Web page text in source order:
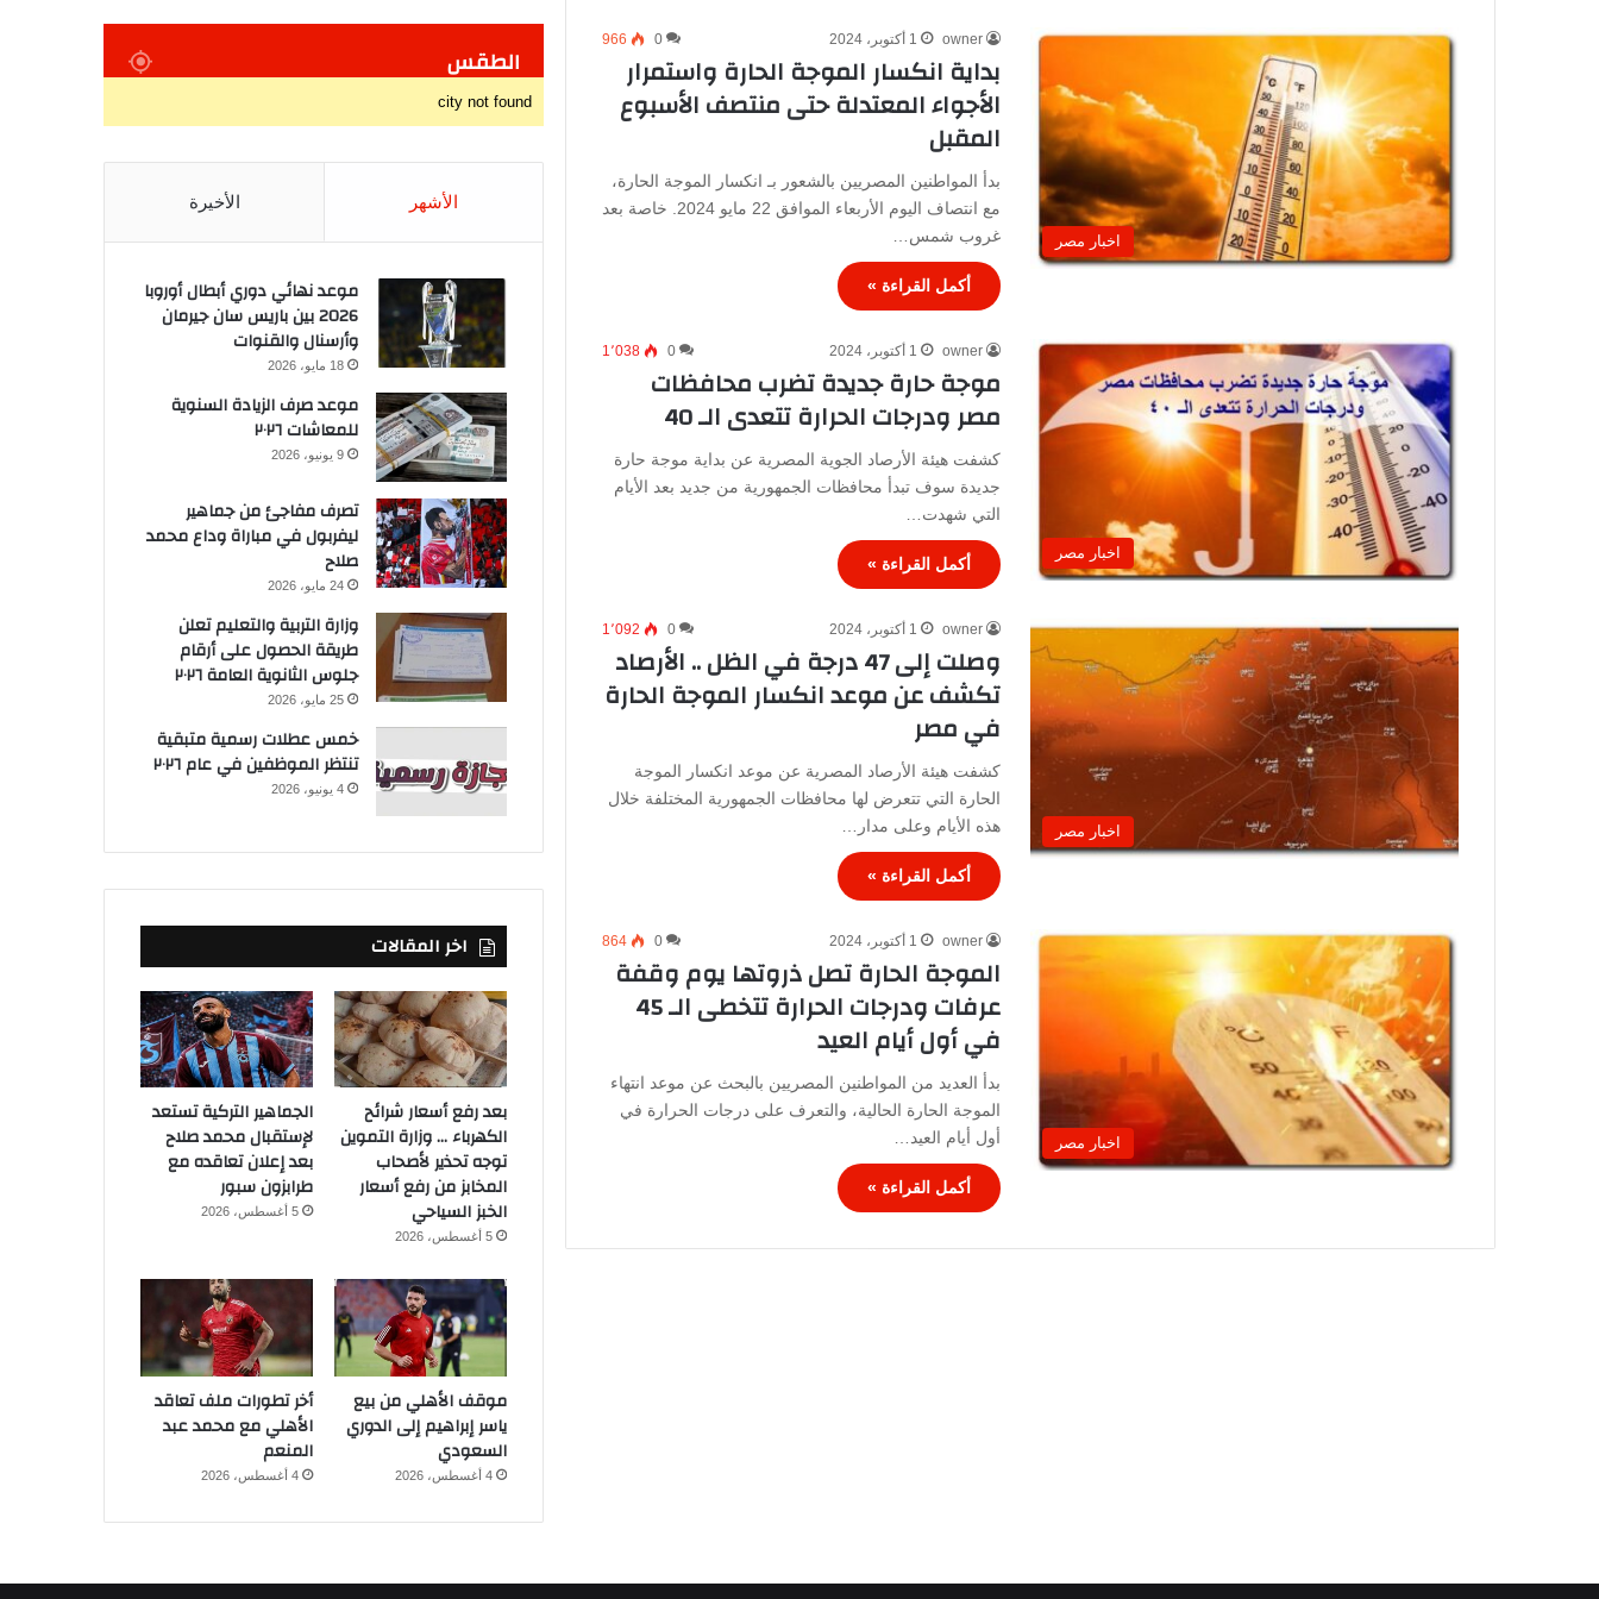
اخبار مصر
owner 1 أكتوبر، 2024 0
966
بداية انكسار الموجة الحارة واستمرار
الأجواء المعتدلة حتى منتصف الأسبوع
المقبل
بدأ المواطنين المصريين بالشعور بـ انكسار الموجة الحارة،
مع انتصاف اليوم الأربعاء الموافق 22 مايو 2024. خاصة بعد
غروب شمس…
أكمل القراءة »
اخبار مصر
owner 1 أكتوبر، 2024 0 1٬038
موجة حارة جديدة تضرب محافظات
مصر ودرجات الحرارة تتعدى الـ 40
كشفت هيئة الأرصاد الجوية المصرية عن بداية موجة حارة
جديدة سوف تبدأ محافظات الجمهورية من جديد بعد الأيام
التي شهدت…
أكمل القراءة »
اخبار مصر
owner 1 أكتوبر، 2024 0 1٬092
وصلت إلى 47 درجة في الظل .. الأرصاد
تكشف عن موعد انكسار الموجة الحارة
في مصر
كشفت هيئة الأرصاد المصرية عن موعد انكسار الموجة
الحارة التي تتعرض لها محافظات الجمهورية المختلفة خلال
هذه الأيام وعلى مدار…
أكمل القراءة »
اخبار مصر
owner 1 أكتوبر، 2024 0
864
الموجة الحارة تصل ذروتها يوم وقفة
عرفات ودرجات الحرارة تتخطى الـ 45
في أول أيام العيد
بدأ العديد من المواطنين المصريين بالبحث عن موعد انتهاء
الموجة الحارة الحالية، والتعرف على درجات الحرارة في
أول أيام العيد…
أكمل القراءة »
الطقس
city not found
الأشهر الأخيرة
موعد نهائي دوري أبطال أوروبا
2026 بين باريس سان جيرمان
وأرسنال والقنوات
18 مايو، 2026
موعد صرف الزيادة السنوية
للمعاشات ٢٠٢٦
9 يونيو، 2026
تصرف مفاجئ من جماهير
ليفربول في مباراة وداع محمد
صلاح
24 مايو، 2026
وزارة التربية والتعليم تعلن
طريقة الحصول على أرقام
جلوس الثانوية العامة ٢٠٢٦
25 مايو، 2026
خمس عطلات رسمية متبقية
تنتظر الموظفين في عام ٢٠٢٦
4 يونيو، 2026
اخر المقالات
بعد رفع أسعار شرائح
الكهرباء … وزارة التموين
توجه تحذير لأصحاب
المخابز من رفع أسعار
الخبز السياحي
5 أغسطس، 2026
الجماهير التركية تستعد
لإستقبال محمد صلاح
بعد إعلان تعاقده مع
طرابزون سبور
5 أغسطس، 2026
موقف الأهلي من بيع
ياسر إبراهيم إلى الدوري
السعودي
4 أغسطس، 2026
أخر تطورات ملف تعاقد
الأهلي مع محمد عبد
المنعم
4 أغسطس، 2026